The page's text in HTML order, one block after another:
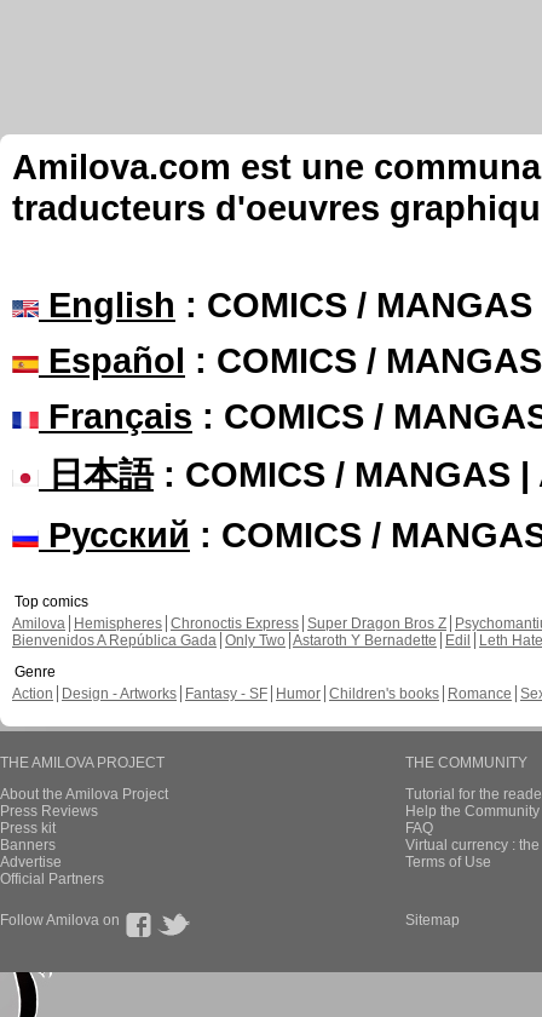
Amilova.com est une
traducteurs d'oeuvres
English : COMICS /
Español : COMICS /
Français : COMICS /
日本語: COMICS / MANGAS |
Русский : COMICS /
Top comics
Amilova
Hemispheres Chronoctis Express Super Dragon Bros Z
Bienvenidos A República Gada Only Two Astaroth Y Bernadette Edil
Leth Hate
Genre
Action
Design - Artworks Fantasy - SF Humor Children's books Romance
THE AMILOVA PROJECT
About the Amilova Project
Press Reviews
Press kit
Banners
Advertise
Official Partners
THE COMMUNITY
Tutorial for the
Help the
FAQ
Virtual currency :
Terms of Use
Follow Amilova on Sitemap